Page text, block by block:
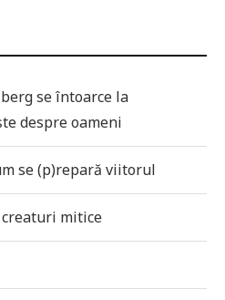
se întoarce la
despre oameni
se (p)repară viitorul
mitice